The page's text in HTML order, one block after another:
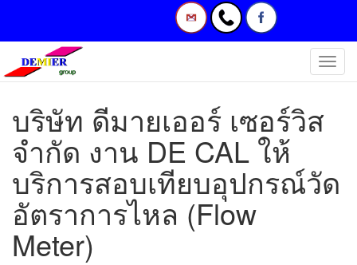
บริษัท ดีมายเออร์ เซอร์วิส
จำกัด งาน DE CAL ให้
บริการสอบเทียบอุปกรณ์วัด
อัตราการไหล (Flow
Meter)